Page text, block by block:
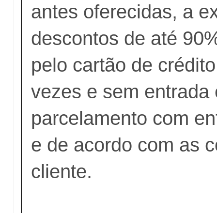
antes oferecidas, a
descontos de até
pelo cartão de
vezes e sem entrada
parcelamento com
e de acordo com as
cliente.